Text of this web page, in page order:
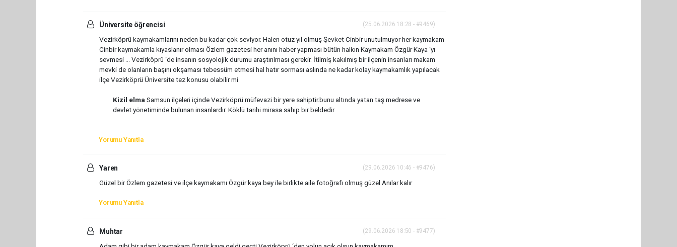
Üniversite öğrencisi (25.06.2026 18:28 - #9469)
Vezirköprü kaymakamlarını neden bu kadar çok seviyor. Halen otuz yıl olmuş Şevket Cinbir unutulmuyor her kaymakam
Cinbir kaymakamla kıyaslanır olması Özlem gazetesi her anını haber yapması bütün halkın Kaymakam Özgür Kaya ‘yı
sevmesi … Vezirköprü ‘de insanın sosyolojik durumu araştırılması gerekir. İtilmiş kakılmış bir ilçenin insanları makam
mevki de olanların başını okşaması tebessüm etmesi hal hatır sorması aslında ne kadar kolay kaymakamlık yapılacak
ilçe Vezirköprü Üniversite tez konusu olabilir mi
Kizil elma Samsun ilçeleri içinde Vezirköprü müfevazi bir yere sahiptir.bunu altında yatan taş medrese ve
devlet yönetiminde bulunan insanlardır. Köklü tarihi mirasa sahip bir beldedir
Yorumu Yanıtla
Yaren (29.06.2026 10:46 - #9476)
Güzel bir Özlem gazetesi ve ilçe kaymakamı Özgür kaya bey ile birlikte aile fotoğrafı olmuş güzel Anılar kalır
Yorumu Yanıtla
Muhtar (29.06.2026 18:50 - #9477)